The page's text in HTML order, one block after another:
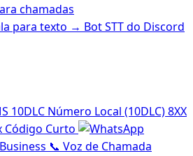
chamadas
para texto → Bot STT do Discord
10DLC Número Local (10DLC)8XX
Código Curto
📞 Voz de Chamada